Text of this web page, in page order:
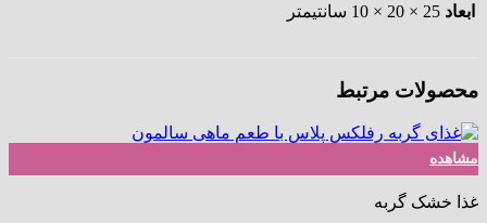
ابعاد 25 × 20 × 10 سانتیمتر
محصولات مرتبط
مشاهده
غذا خشک گربه